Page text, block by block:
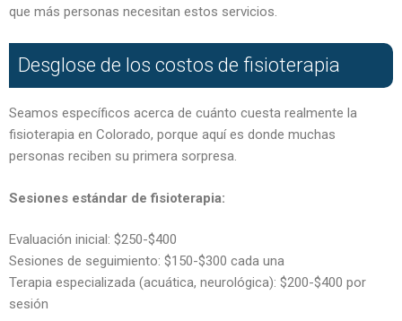
que más personas necesitan estos servicios.
Desglose de los costos de fisioterapia
Seamos específicos acerca de cuánto cuesta realmente la
fisioterapia en Colorado, porque aquí es donde muchas
personas reciben su primera sorpresa.
Sesiones estándar de fisioterapia:
Evaluación inicial: $250-$400
Sesiones de seguimiento: $150-$300 cada una
Terapia especializada (acuática, neurológica): $200-$400 por
sesión